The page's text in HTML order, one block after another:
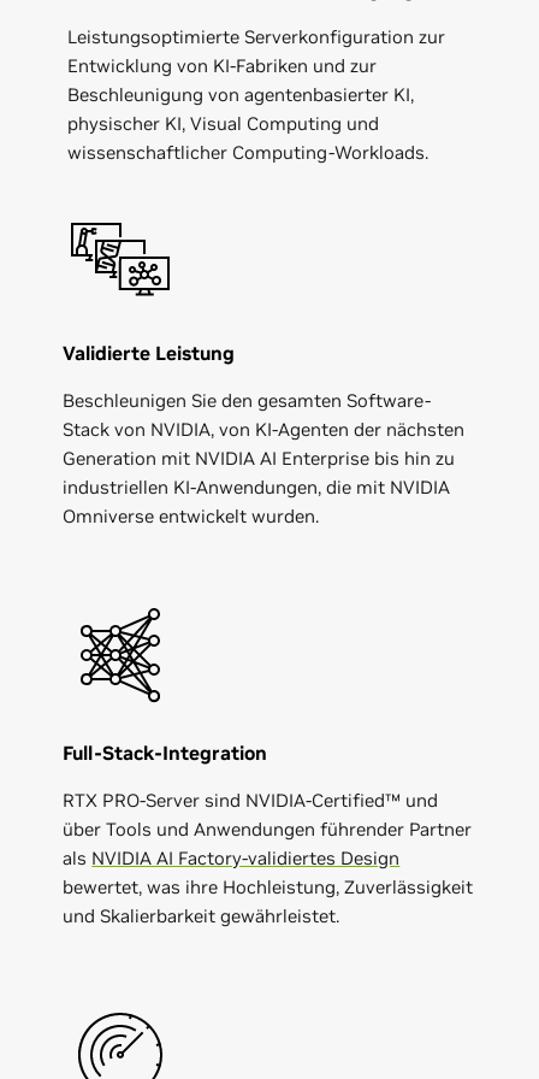
Leistungsoptimierte Serverkonfiguration zur
Entwicklung von KI-Fabriken und zur
Beschleunigung von agentenbasierter KI,
physischer KI, Visual Computing und
wissenschaftlicher Computing-Workloads.
Validierte Leistung
Beschleunigen Sie den gesamten Software-
Stack von NVIDIA, von KI-Agenten der nächsten
Generation mit NVIDIA AI Enterprise bis hin zu
industriellen KI-Anwendungen, die mit NVIDIA
Omniverse entwickelt wurden.
Full-Stack-Integration
RTX PRO-Server sind NVIDIA-Certified™ und
über Tools und Anwendungen führender Partner
als NVIDIA AI Factory-validiertes Design
bewertet, was ihre Hochleistung, Zuverlässigkeit
und Skalierbarkeit gewährleistet.